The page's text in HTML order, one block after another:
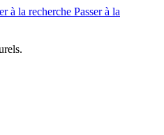
à la recherche Passer à la